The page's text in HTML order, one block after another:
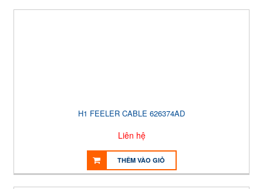
H1 FEELER CABLE 626374AD
Liên hệ
THÊM VÀO GIỎ